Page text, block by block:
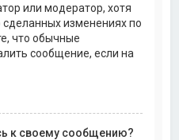
или модератор, хотя
сделанных изменениях по
что обычные
сообщение, если на
к своему сообщению?